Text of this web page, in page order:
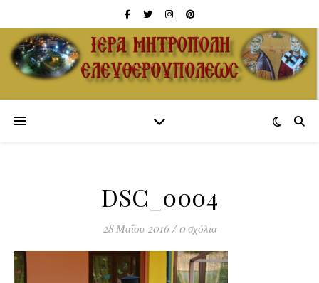
DSC_0004
28 Μαΐου 2016 / 0 σχόλια